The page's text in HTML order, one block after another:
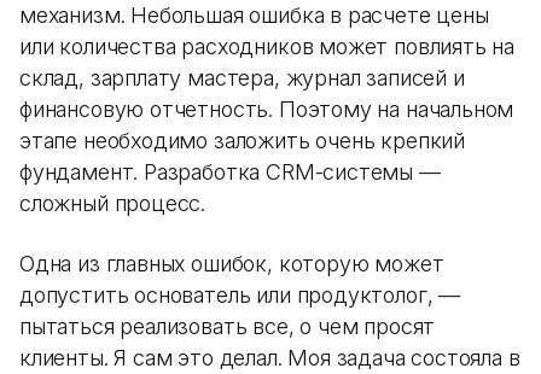
механизм. Небольшая ошибка в расчете цены
или количества расходников может повлиять на
склад, зарплату мастера, журнал записей и
финансовую отчетность. Поэтому на начальном
этапе необходимо заложить очень крепкий
фундамент. Разработка CRM-системы —
сложный процесс.
Одна из главных ошибок, которую может
допустить основатель или продуктолог, —
пытаться реализовать все, о чем просят
клиенты. Я сам это делал. Моя задача состояла в